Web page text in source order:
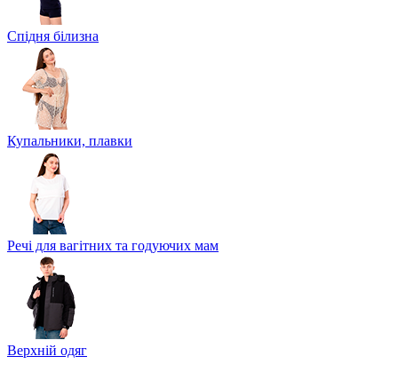
Спідня білизна
Купальники, плавки
Речі для вагітних та годуючих мам
Верхній одяг